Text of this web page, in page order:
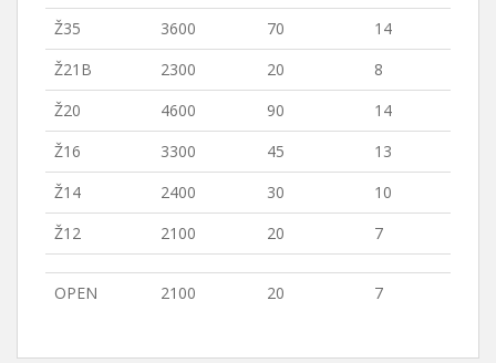
Ž35
3600 70
14
Ž21B
2300 20
8
Ž20
4600 90
14
Ž16
3300 45
13
Ž14
2400 30
10
Ž12
2100 20 7
OPEN 2100 20 7